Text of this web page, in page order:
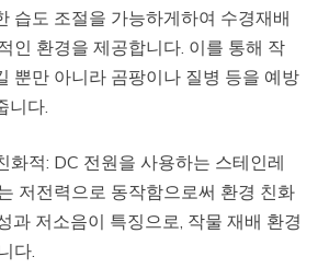
습도 조절을 가능하게하여 수경재배
인 환경을 제공합니다. 이를 통해 작
뿐만 아니라 곰팡이나 질병 등을 예방
니다.
화적: DC 전원을 사용하는 스테인레
저전력으로 동작함으로써 환경 친화
과 저소음이 특징으로, 작물 재배 환경
다.